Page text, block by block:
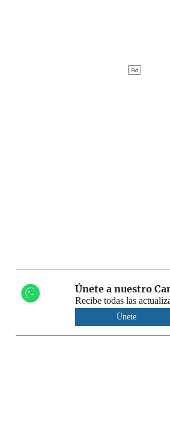
Únete a nuestro
Recibe todas las
Únete